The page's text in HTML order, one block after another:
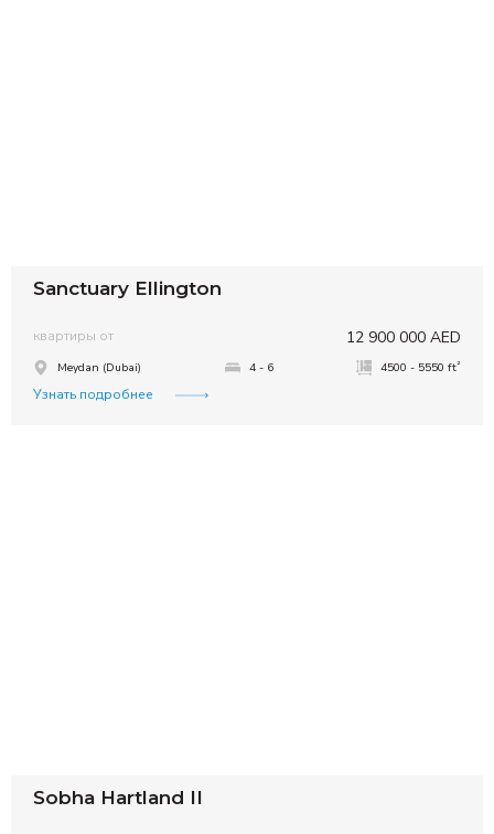
Sanctuary Ellington
12 900 000 AED
квартиры от
Meydan (Dubai) 4 - 6 4500 - 5550 ft²
Узнать подробнее
Sobha Hartland II